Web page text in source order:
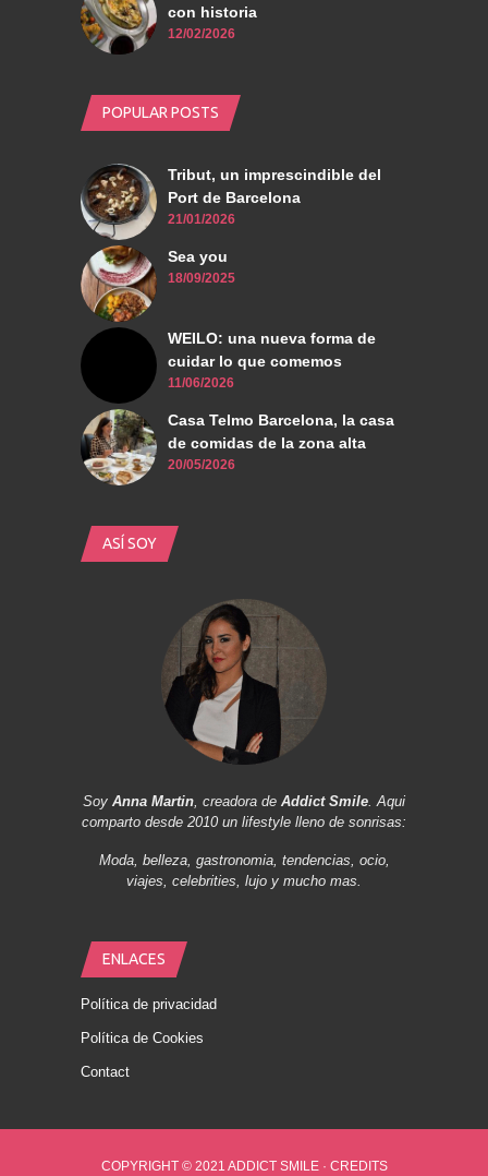
con historia
12/02/2026
POPULAR POSTS
Tribut, un imprescindible del
Port de Barcelona
21/01/2026
Sea you
18/09/2025
WEILO: una nueva forma de
cuidar lo que comemos
11/06/2026
Casa Telmo Barcelona, la casa
de comidas de la zona alta
20/05/2026
ASÍ SOY
Soy Anna Martin, creadora de Addict Smile. Aqui
comparto desde 2010 un lifestyle lleno de sonrisas:
Moda, belleza, gastronomia, tendencias, ocio,
viajes, celebrities, lujo y mucho mas.
ENLACES
Política de privacidad
Política de Cookies
Contact
COPYRIGHT © 2021 ADDICT SMILE · CREDITS